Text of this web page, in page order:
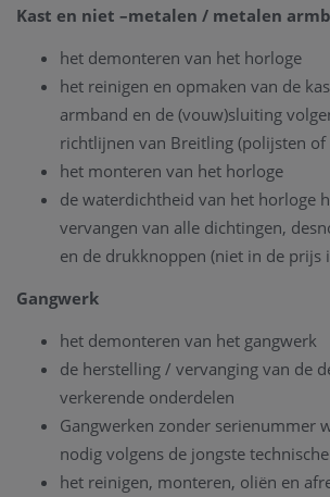
Kast en niet –metalen / metalen
het demonteren van het horloge
het reinigen en opmaken van de
armband en de (vouw)sluiting
richtlijnen van Breitling (polijsten of
het monteren van het horloge
de waterdichtheid van het horloge
vervangen van alle dichtingen,
en de drukknoppen (niet in de prijs
Gangwerk
het demonteren van het gangwerk
de herstelling / vervanging van de
verkerende onderdelen
Gangwerken zonder serienummer
nodig volgens de jongste
het reinigen, monteren, oliën en